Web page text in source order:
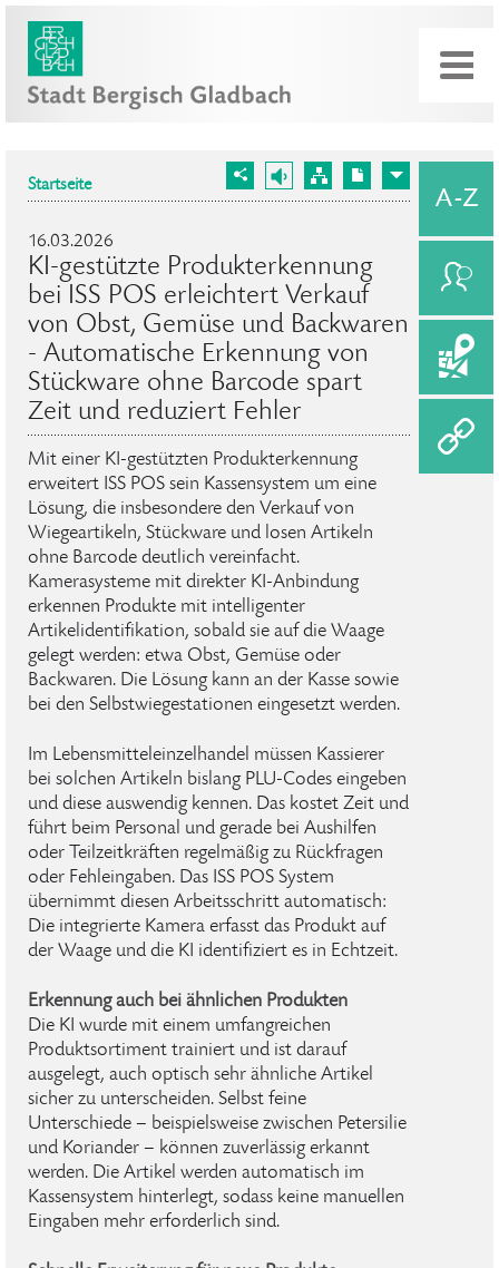
Startseite
16.03.2026
KI-gestützte Produkterkennung
bei ISS POS erleichtert Verkauf
von Obst, Gemüse und Backwaren
- Automatische Erkennung von
Stückware ohne Barcode spart
Zeit und reduziert Fehler
Mit einer KI-gestützten Produkterkennung
erweitert ISS POS sein Kassensystem um eine
Lösung, die insbesondere den Verkauf von
Wiegeartikeln, Stückware und losen Artikeln
ohne Barcode deutlich vereinfacht.
Kamerasysteme mit direkter KI-Anbindung
erkennen Produkte mit intelligenter
Artikelidentifikation, sobald sie auf die Waage
gelegt werden: etwa Obst, Gemüse oder
Backwaren. Die Lösung kann an der Kasse sowie
bei den Selbstwiegestationen eingesetzt werden.
Im Lebensmitteleinzelhandel müssen Kassierer
bei solchen Artikeln bislang PLU-Codes eingeben
und diese auswendig kennen. Das kostet Zeit und
führt beim Personal und gerade bei Aushilfen
oder Teilzeitkräften regelmäßig zu Rückfragen
oder Fehleingaben. Das ISS POS System
übernimmt diesen Arbeitsschritt automatisch:
Die integrierte Kamera erfasst das Produkt auf
der Waage und die KI identifiziert es in Echtzeit.
Erkennung auch bei ähnlichen Produkten
Die KI wurde mit einem umfangreichen
Produktsortiment trainiert und ist darauf
ausgelegt, auch optisch sehr ähnliche Artikel
sicher zu unterscheiden. Selbst feine
Unterschiede – beispielsweise zwischen Petersilie
und Koriander – können zuverlässig erkannt
werden. Die Artikel werden automatisch im
Kassensystem hinterlegt, sodass keine manuellen
Eingaben mehr erforderlich sind.